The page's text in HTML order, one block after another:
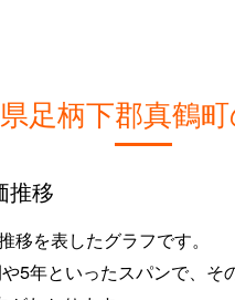
足柄下郡真鶴
推移
移を表したグラフです。
5年といったスパンで、そ